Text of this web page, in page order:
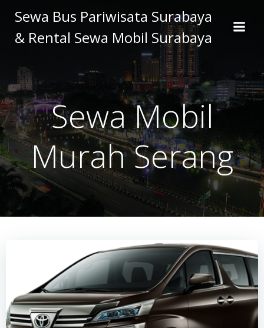
to
content
Sewa Bus Pariwisata Surabaya
& Rental Sewa Mobil Surabaya
Sewa Mobil
Murah Serang